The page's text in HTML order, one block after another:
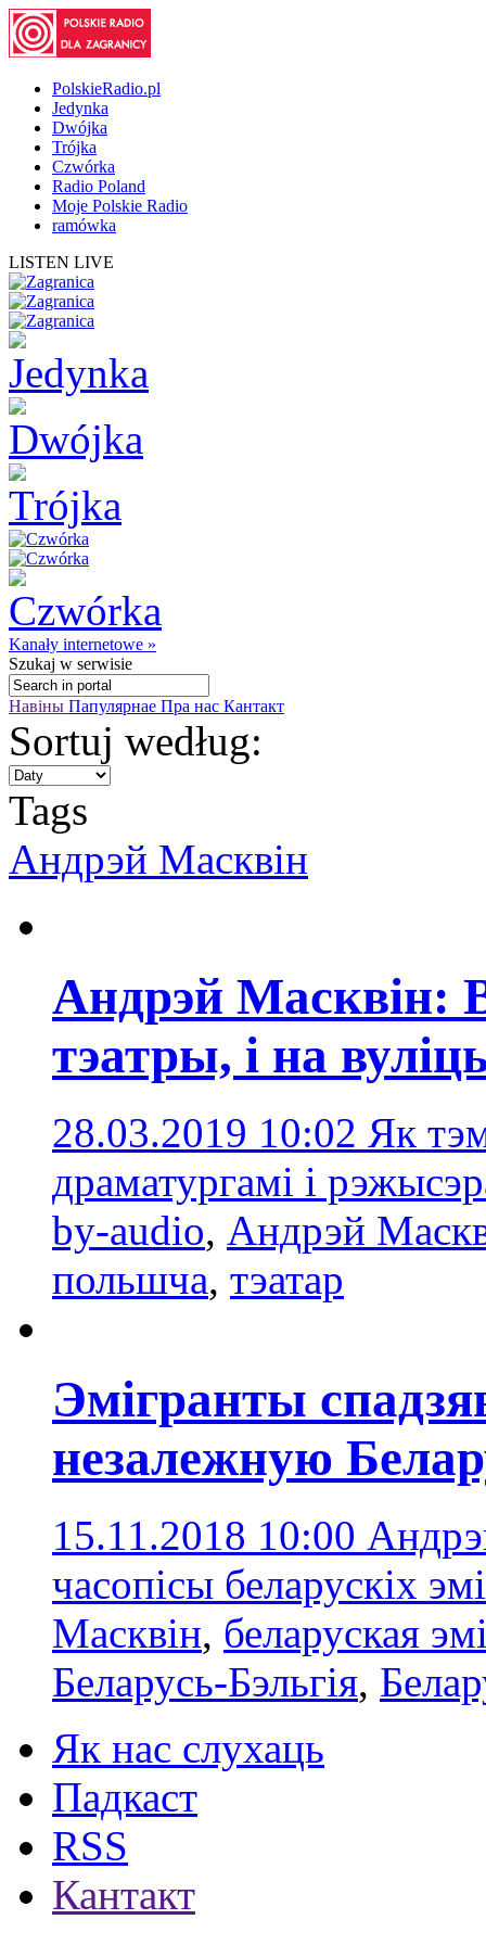
PolskieRadio.pl
Jedynka
Dwójka
Trójka
Czwórka
Radio Poland
Moje Polskie Radio
ramówka
LISTEN LIVE
Kanały internetowe »
Szukaj w serwisie
Навіны Папулярнае Пра нас Кантакт
Sortuj według:
Tags
Андрэй Масквін
Андрэй Масквін:
тэатры, і на
28.03.2019 10:02 Як
драматургамі і
by-audio, Андрэй
польшча, тэатар
Эмігранты
незалежную
15.11.2018 10:00
часопісы беларускіх
Масквін, беларуская
Беларусь-Бэльгія,
Як нас слухаць
Падкаст
RSS
Кантакт